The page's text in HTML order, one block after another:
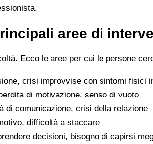
aree di
Ecco le aree per cui le persone
crisi improvvise con sintomi fisici
di motivazione, senso di vuoto
di comunicazione, crisi della relazione
difficoltà a staccare
decisioni, bisogno di capirsi